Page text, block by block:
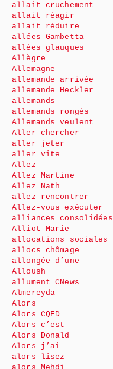
allait cruchement
allait réagir
allait réduire
allées Gambetta
allées glauques
Allègre
Allemagne
allemande arrivée
allemande Heckler
allemands
allemands rongés
Allemands veulent
Aller chercher
aller jeter
aller vite
Allez
Allez Martine
Allez Nath
allez rencontrer
Allez-vous exécuter
alliances consolidées
Alliot-Marie
allocations sociales
allocs chômage
allongée d’une
Alloush
allument CNews
Almereyda
Alors
Alors CQFD
Alors c’est
Alors Donald
Alors j’ai
alors lisez